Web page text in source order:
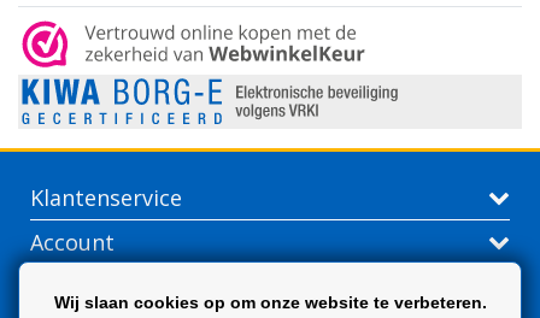
Klantenservice
Account
Wij slaan cookies op om onze website te verbeteren.